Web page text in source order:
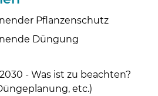
Pflanzenschutz
Düngung
- Was ist zu beachten?
etc.)